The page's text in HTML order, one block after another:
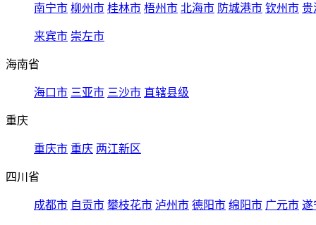
南宁市 柳州市 桂林市 梧州市 北海市 防城港市 钦州市 贵
来宾市 崇左市
海南省
海口市 三亚市 三沙市 直辖县级
重庆
重庆市 重庆 两江新区
四川省
成都市 自贡市 攀枝花市 泸州市 德阳市 绵阳市 广元市 遂